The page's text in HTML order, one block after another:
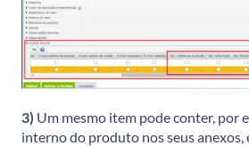
3) Um mesmo item pode conter, por
interno do produto nos seus anexos,